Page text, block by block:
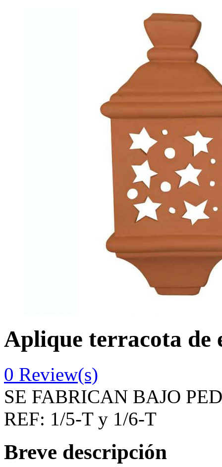
Aplique terracota de
0 Review(s)
SE FABRICAN BAJO
REF: 1/5-T y 1/6-T
Breve descripción